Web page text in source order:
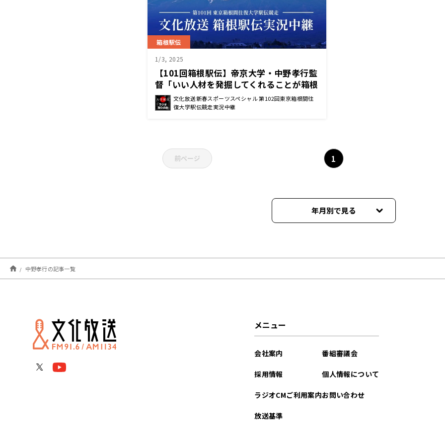
箱根駅伝
1/3, 2025
【101回箱根駅伝】帝京大学・中野孝行監
督「いい人材を発掘してくれることが箱根
駅伝の価値」～復路終了インタビュー～
文化放送新春スポーツスペシャル 第102回東京箱根間往
復大学駅伝競走実況中継
前ページ 1
年月別で見る
2024年12月
2024年11月
中野孝行の記事一覧
メニュー
会社案内
採用情報
ラジオCMご利用案内
放送基準
番組審議会
個人情報について
お問い合わせ